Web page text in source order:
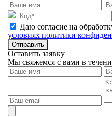
Даю согласие на
условиях политики
Отправить
Оставить заявку
Мы свяжемся с вами в